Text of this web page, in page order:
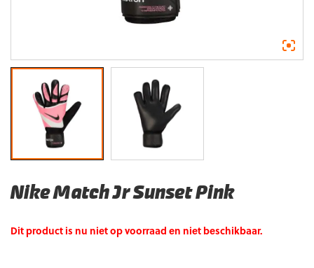
Nike Match Jr Sunset Pink
Dit product is nu niet op voorraad en niet beschikbaar.